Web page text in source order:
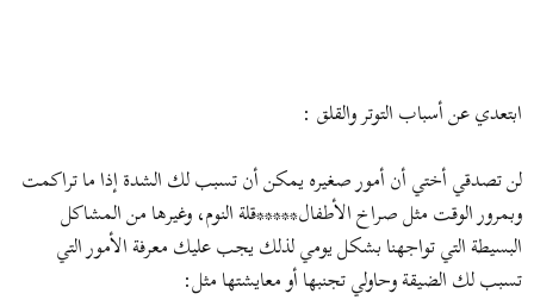
ابتعدي عن أسباب التوتر والقلق :
لن تصدقي أختي أن أمور صغيره يمكن أن تسبب لك الشدة إذا ما تراكمت
وبمرور الوقت مثل صراخ الأطفال*****قلة النوم، وغيرها من المشاكل
البسيطة التي تواجهنا بشكل يومي لذلك يجب عليك معرفة الأمور التي
تسبب لك الضيقة وحاولي تجنبها أو معايشتها مثل: